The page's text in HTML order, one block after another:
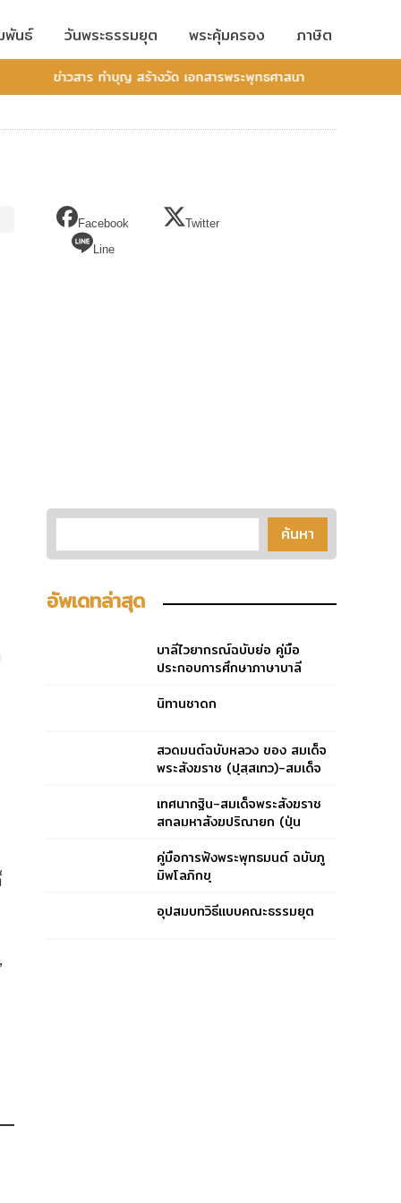
พันธ์ วันพระธรรมยุต พระคุ้มครอง ภาษิต
ข่าวสาร ทำบุญ สร้างวัด เอกสารพระพุทธศาสนา
Facebook
Twitter
Line
อัพเดทล่าสุด
บาลีไวยากรณ์ฉบับย่อ คู่มือ
ประกอบการศึกษาภาษาบาลี
๓
นิทานชาดก
สวดมนต์ฉบับหลวง ของ สมเด็จ
พระสังฆราช (ปุสฺสเทว)-สมเด็จ
เทศนากฐิน-สมเด็จพระสังฆราช
สกลมหาสังฆปริณายก (ปุ่น
คู่มือการฟังพระพุทธมนต์ ฉบับภู
มิพโลภิกขุ
อุปสมบทวิธีแบบคณะธรรมยุต